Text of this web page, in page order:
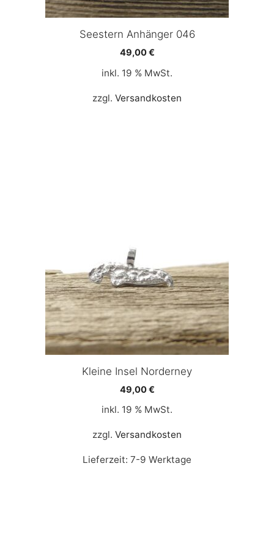
Seestern Anhänger 046
49,00€
inkl. 19 % MwSt.
zzgl. Versandkosten
Kleine Insel Norderney
49,00€
inkl. 19 % MwSt.
zzgl. Versandkosten
Lieferzeit: 7-9 Werktage